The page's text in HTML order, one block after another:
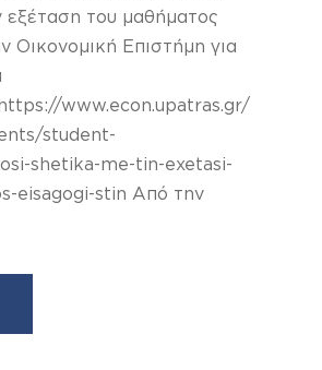
εξέταση του μαθήματος
Οικονομική Επιστήμη για
www.econ.upatras.gr/
student-
shetika-me-tin-exetasi-
eisagogi-stin Από την